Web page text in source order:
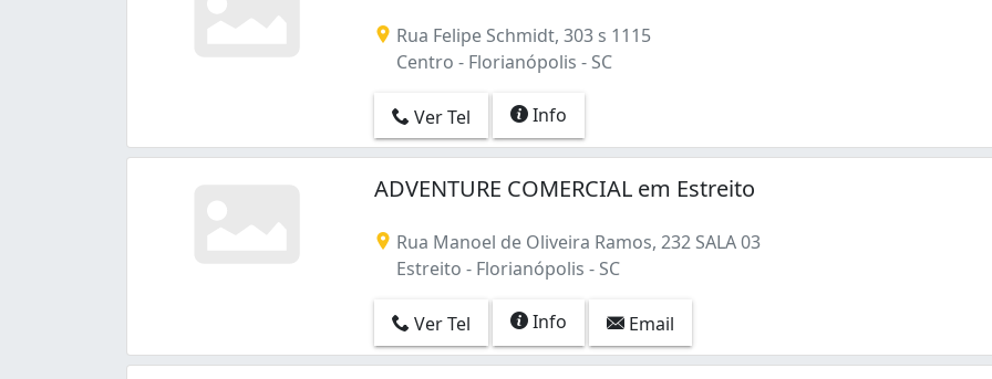
Rua Felipe Schmidt, 303 s 1115
Centro - Florianópolis - SC
Ver Tel Info
ADVENTURE COMERCIAL em Estreito
Rua Manoel de Oliveira Ramos, 232 SALA 03
Estreito - Florianópolis - SC
Ver Tel Info Email